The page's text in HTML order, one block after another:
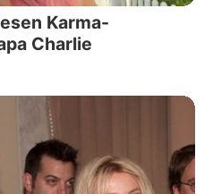
Karma-
Charlie